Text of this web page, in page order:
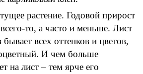
растение. Годовой прирост
то, а часто и меньше. Лист
бывает всех оттенков и цветов,
И чем больше
на лист – тем ярче его